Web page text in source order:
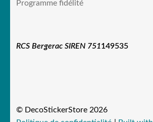
Programme fidélité
RCS Bergerac SIREN 751149535
© DecoStickerStore 2026